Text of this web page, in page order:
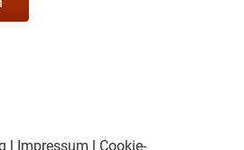
| Impressum | Cookie-